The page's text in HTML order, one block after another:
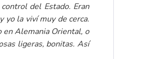
del Estado. Eran
yo la viví muy de cerca.
en Alemania Oriental, o
ligeras, bonitas. Así